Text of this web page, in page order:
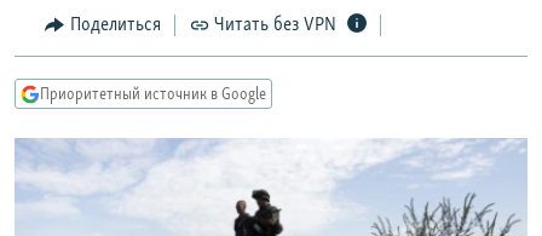
навигации
Вернутся
IDEL.РЕАЛИИ
КАВКАЗ.РЕАЛИИ
СИБИРЬ.РЕАЛИИ
РАСПИСАНИЕ ВЕЩАНИЯ
Поделиться Читать без VPN
Приоритетный источник в Google